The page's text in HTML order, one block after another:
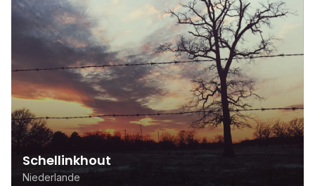
Schellinkhout
Niederlande